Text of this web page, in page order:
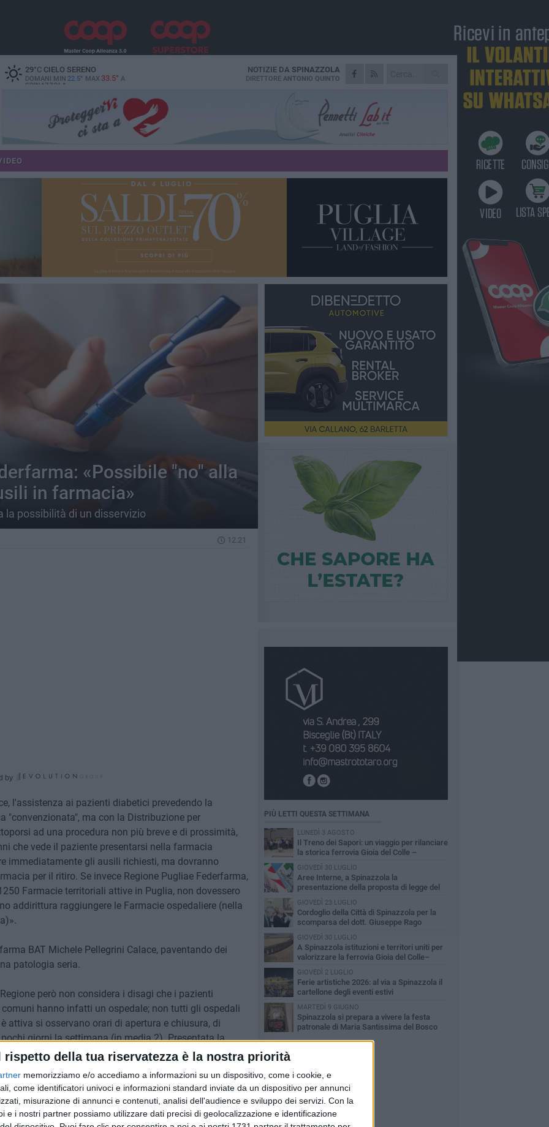
rispetto della tua riservatezza è la nostra priorità
memorizziamo e/o accediamo a informazioni su un dispositivo, come i cookie, e
come identificatori univoci e informazioni standard inviate da un dispositivo per annunci
misurazione di annunci e contenuti, analisi dell'audience e sviluppo dei servizi. Con la
e i nostri partner possiamo utilizzare dati precisi di geolocalizzazione e identificazione
29°CCIELO SERENO
DOMANI MIN 22.5° MAX 33.5° A
SPINAZZOLA
NOTIZIE DA SPINAZZOLA
DIRETTORE ANTONIO QUINTO
«Possibile "no" alla
in farmacia»
la possibilità di un disservizio
12.21
by
l'assistenza ai pazienti diabetici prevedendo la
"convenzionata", ma con la Distribuzione per
ad una procedura non più breve e di prossimità,
che vede il paziente presentarsi nella farmacia
immediatamente gli ausili richiesti, ma dovranno
per il ritiro. Se invece Regione Pugliae Federfarma,
Farmacie territoriali attive in Puglia, non dovessero
addirittura raggiungere le Farmacie ospedaliere (nella
BAT Michele Pellegrini Calace, paventando dei
patologia seria.
però non considera i disagi che i pazienti
hanno infatti un ospedale; non tutti gli ospedali
attiva si osservano orari di apertura e chiusura, di
giorni la settimana (in media 2). Presentata la
per il ritiro delle "striscette". Risultato: si
che sono già alle prese con una patologia complessa
in comuni diversi da quelli di residenza perché
Senza contare che si tratta di pazienti con patologie
riferimento al Covid e dunque l'ingresso in strutture
PIÙ LETTI QUESTA SETTIMANA
LUNEDÌ 3 AGOSTO
Il Treno dei Sapori: un viaggio per rilanciare
la storica ferrovia Gioia del Colle –
Rocchetta Sant’Antonio
GIOVEDÌ 30 LUGLIO
Aree Interne, a Spinazzola la
presentazione della proposta di legge del
Partito Democratico
GIOVEDÌ 23 LUGLIO
Cordoglio della Città di Spinazzola per la
scomparsa del dott. Giuseppe Rago
GIOVEDÌ 30 LUGLIO
A Spinazzola istituzioni e territori uniti per
valorizzare la ferrovia Gioia del Colle–
Rocchetta Sant'Antonio
GIOVEDÌ 2 LUGLIO
Ferie artistiche 2026: al via a Spinazzola il
cartellone degli eventi estivi
MARTEDÌ 9 GIUGNO
Spinazzola si prepara a vivere la festa
patronale di Maria Santissima del Bosco